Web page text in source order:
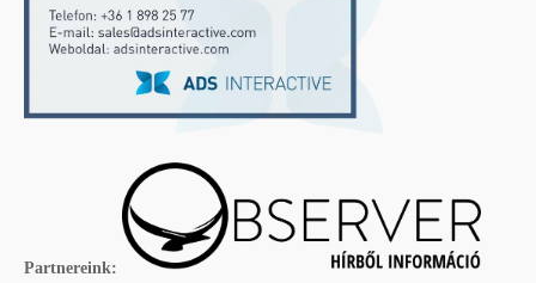
Partnereink: